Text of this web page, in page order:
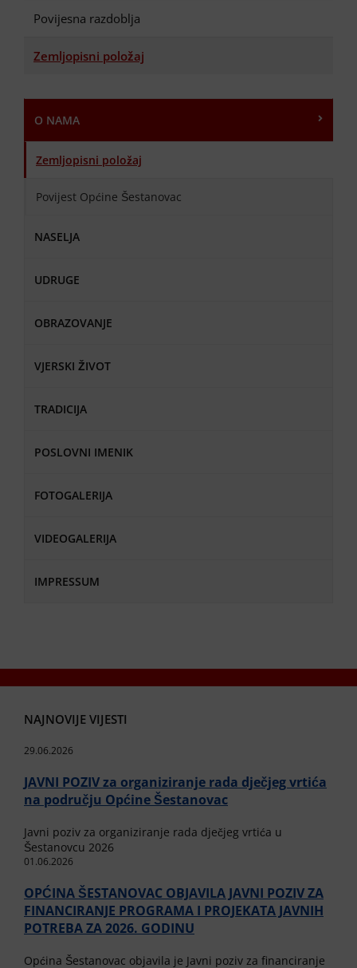
Povijesna razdoblja
Zemljopisni položaj
O NAMA
Zemljopisni položaj
Povijest Općine Šestanovac
NASELJA
UDRUGE
OBRAZOVANJE
VJERSKI ŽIVOT
TRADICIJA
POSLOVNI IMENIK
FOTOGALERIJA
VIDEOGALERIJA
IMPRESSUM
NAJNOVIJE VIJESTI
29.06.2026
JAVNI POZIV za organiziranje rada dječjeg vrtića
na području Općine Šestanovac
Javni poziv za organiziranje rada dječjeg vrtića u
Šestanovcu 2026
01.06.2026
OPĆINA ŠESTANOVAC OBJAVILA JAVNI POZIV ZA
FINANCIRANJE PROGRAMA I PROJEKATA JAVNIH
POTREBA ZA 2026. GODINU
Općina Šestanovac objavila je Javni poziv za financiranje